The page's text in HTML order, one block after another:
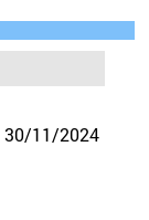
30/11/2024